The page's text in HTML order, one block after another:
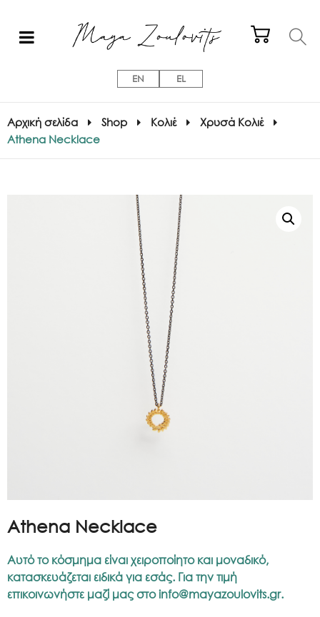
EN EL
Αρχική σελίδα Shop Κολιέ
Χρυσά Κολιέ
Athena Necklace
Athena Necklace
Αυτό το κόσμημα είναι χειροποίητο και μοναδικό,
κατασκευάζεται ειδικά για εσάς. Για την τιμή
επικοινωνήστε μαζί μας στοinfo@mayazoulovits.gr.